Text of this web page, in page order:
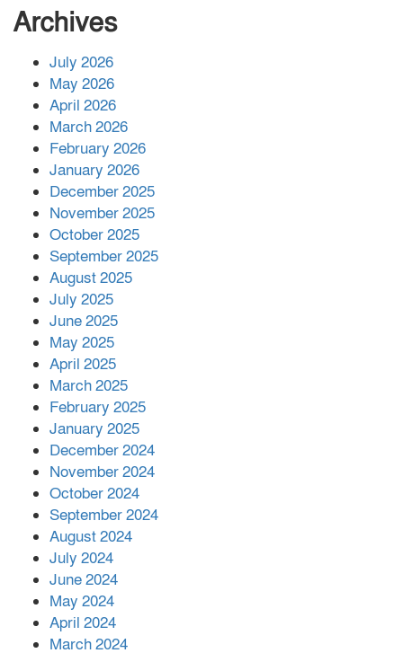
পর ফোন তারেক রহমানের,গ্যাস সঙ্কট
সহায়তা দিলেন সাচিং প্রু জেরী
Archives
July 2026
May 2026
April 2026
March 2026
February 2026
January 2026
December 2025
November 2025
October 2025
September 2025
August 2025
July 2025
June 2025
May 2025
April 2025
March 2025
February 2025
January 2025
December 2024
November 2024
October 2024
September 2024
August 2024
July 2024
June 2024
May 2024
April 2024
March 2024